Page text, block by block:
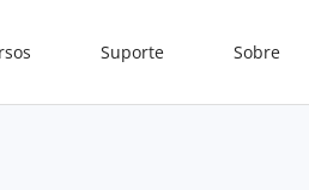
Suporte Sobre